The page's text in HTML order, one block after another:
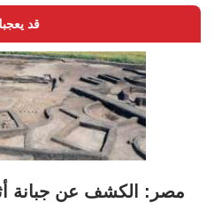
قد
مصر: الكشف عن جبانة